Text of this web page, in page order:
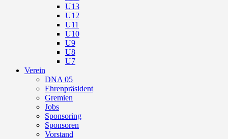
U13
U12
U11
U10
U9
U8
U7
Verein
DNA 05
Ehrenpräsident
Gremien
Jobs
Sponsoring
Sponsoren
Vorstand